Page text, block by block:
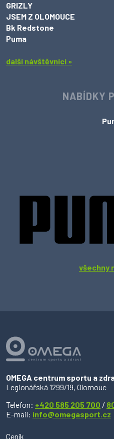
GRIZLY
JSEM Z OLOMOUCE
Bk Redstone
Puma
další návštěvníci »
NABÍDKY
všechny
OMEGA centrum sportu a
Legionářská 1299/19, Olomouc
Telefon: +420 585 205 700 /
E-mail: info@omegasport.cz
Ceník